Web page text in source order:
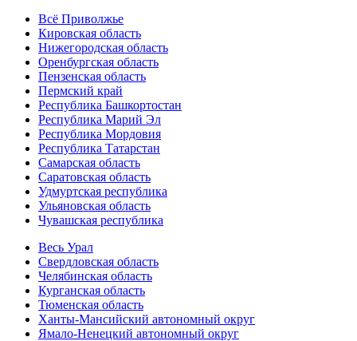
Всё Приволжье
Кировская область
Нижегородская область
Оренбургская область
Пензенская область
Пермский край
Республика Башкортостан
Республика Марий Эл
Республика Мордовия
Республика Татарстан
Самарская область
Саратовская область
Удмуртская республика
Ульяновская область
Чувашская республика
Весь Урал
Свердловская область
Челябинская область
Курганская область
Тюменская область
Ханты-Мансийский автономный округ
Ямало-Ненецкий автономный округ